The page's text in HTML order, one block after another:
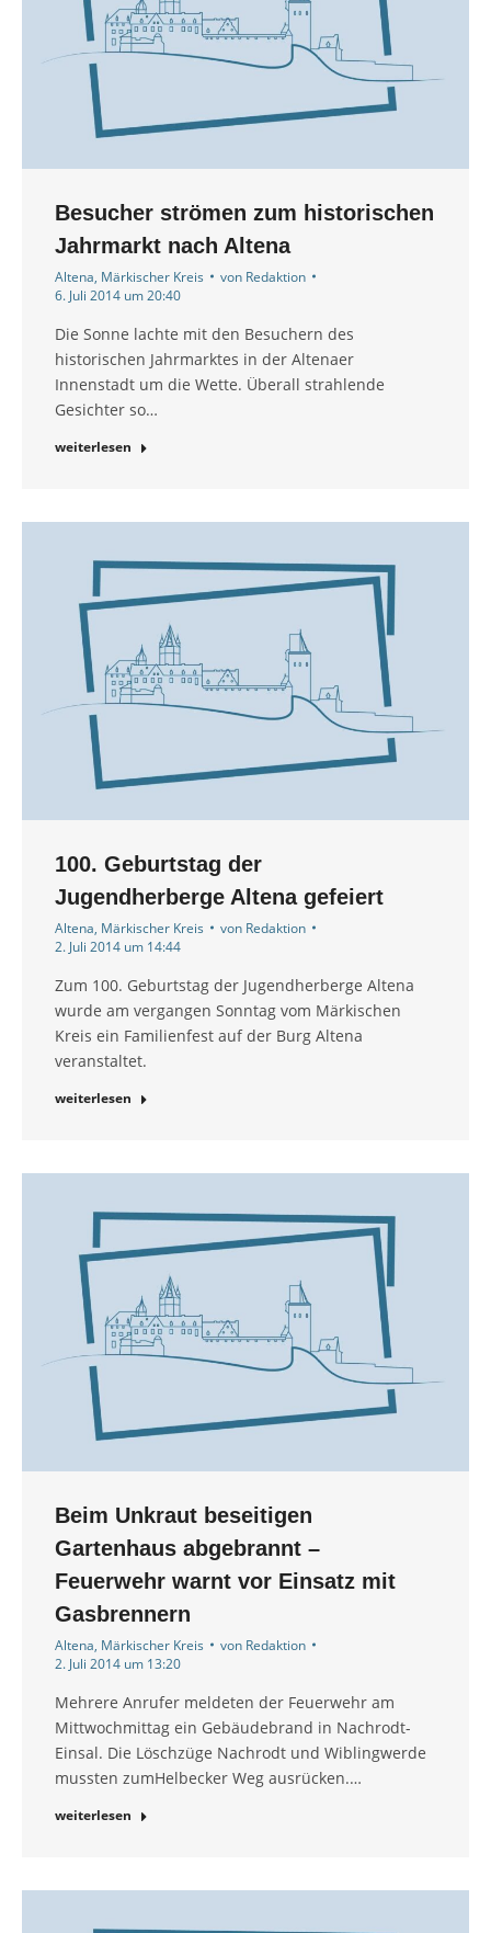
Besucher strömen zum historischen
Jahrmarkt nach Altena
Altena, Märkischer Kreis von Redaktion
6. Juli 2014 um 20:40
Die Sonne lachte mit den Besuchern des
historischen Jahrmarktes in der Altenaer
Innenstadt um die Wette. Überall strahlende
Gesichter so…
weiterlesen
100. Geburtstag der
Jugendherberge Altena gefeiert
Altena, Märkischer Kreis von Redaktion
2. Juli 2014 um 14:44
Zum 100. Geburtstag der Jugendherberge Altena
wurde am vergangen Sonntag vom Märkischen
Kreis ein Familienfest auf der Burg Altena
veranstaltet.
weiterlesen
Beim Unkraut beseitigen
Gartenhaus abgebrannt –
Feuerwehr warnt vor Einsatz mit
Gasbrennern
Altena, Märkischer Kreis von Redaktion
2. Juli 2014 um 13:20
Mehrere Anrufer meldeten der Feuerwehr am
Mittwochmittag ein Gebäudebrand in Nachrodt-
Einsal. Die Löschzüge Nachrodt und Wiblingwerde
mussten zumHelbecker Weg ausrücken.…
weiterlesen